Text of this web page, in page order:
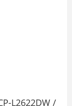
L2622DW /